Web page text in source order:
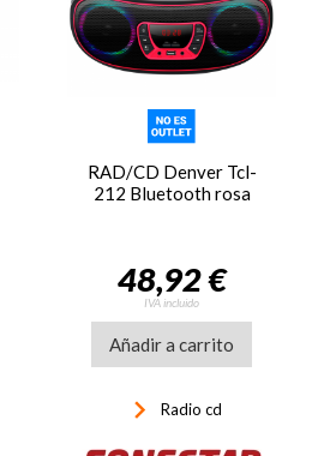
RAD/CD Denver Tcl-
212 Bluetooth rosa
48,92 €
IVA incluido
Añadir a carrito
keyboard_arrow_right Radio cd